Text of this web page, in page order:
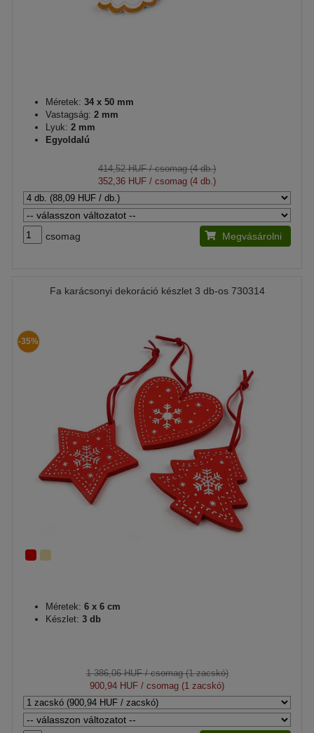
Méretek: 34 x 50 mm
Vastagság: 2 mm
Lyuk: 2 mm
Egyoldalú
414,52 HUF/ csomag (4 db.)
352,36 HUF / csomag (4 db.)
csomag Megvásárolni
Fa karácsonyi dekoráció készlet 3 db-os 730314
-35%
Méretek: 6 x 6 cm
Készlet: 3 db
1 386,06 HUF/ csomag (1 zacskó)
900,94 HUF / csomag (1 zacskó)